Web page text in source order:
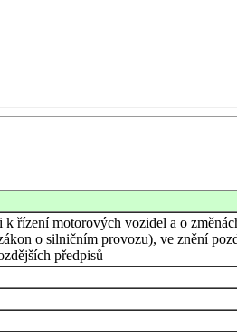
řízení motorových vozidel a o
o silničním provozu), ve znění
předpisů